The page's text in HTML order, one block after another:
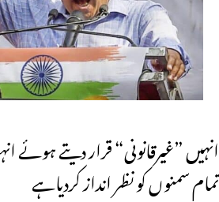
انہیں ”غیرقانونی“ قرار دیتے
تمام سمنوں کو نظر انداز کردیاہے